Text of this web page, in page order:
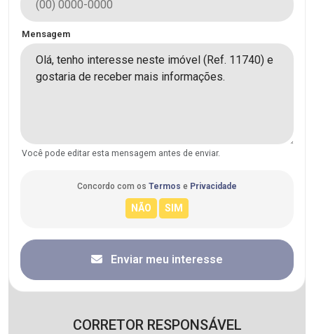
Mensagem
Você pode editar esta mensagem antes de enviar.
Concordo com os Termos e Privacidade
Enviar meu interesse
CORRETOR RESPONSÁVEL